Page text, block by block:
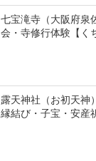
七宝滝寺（大阪府泉
会・寺修行体験【く
露天神社（お初天神
縁結び・子宝・安産